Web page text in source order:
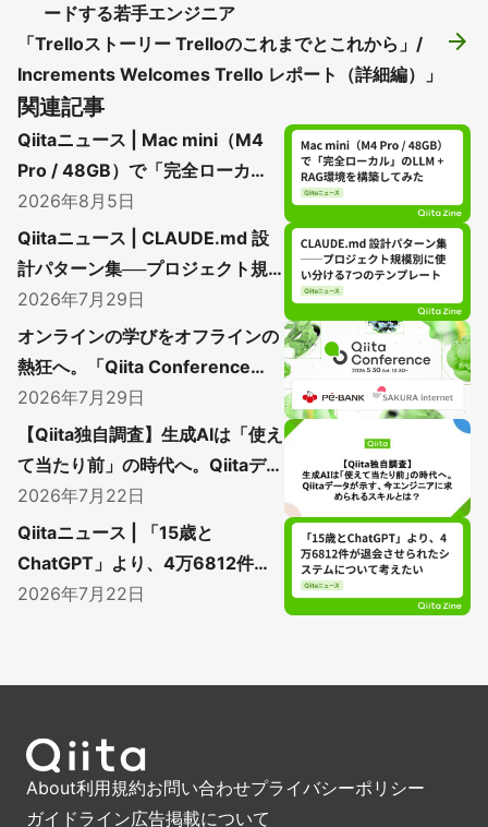
ードする若手エンジニア
arrow_forward
「Trelloストーリー Trelloのこれまでとこれから」/
Increments Welcomes Trello レポート（詳細編）」
関連記事
Qiitaニュース | Mac mini（M4
Pro / 48GB）で「完全ローカ
ル」のLLM + RAG環境を構築し
てみた
2026年8月5日
Qiitaニュース | CLAUDE.md 設
計パターン集──プロジェクト規
模別に使い分ける7つのテンプレ
ート
2026年7月29日
オンラインの学びをオフラインの
熱狂へ。「Qiita Conference
2026」で初のアフターイベント
開催レポート
〜AI時代のエンジニアリングを語り尽く
した熱い1日をレポート〜
2026年7月29日
【Qiita独自調査】生成AIは「使え
て当たり前」の時代へ。Qiitaデー
タが示す、今エンジニアに求めら
れるスキルとは？
2026年7月22日
Qiitaニュース | 「15歳と
ChatGPT」より、4万6812件が
退会させられたシステムについて
2026年7月22日
About利用規約お問い合わせプライバシーポリシー
ガイドライン広告掲載について